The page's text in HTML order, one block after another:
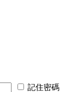
記住密碼